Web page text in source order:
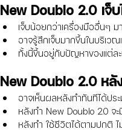
New Doublo 2.0 เจ็
เจ็บน้อยกว่าเครื่องมืออื่นๆ
อาจรู้สึกเจ็บมากขึ้นในบริเว
ทั้งนี้ขึ้นอยู่กับปัญหาของแต่ล
New Doublo 2.0 หลั
อาจเห็นผลหลังทำทันทีได้ปร
หลังทำ New Doublo 2.0 จ
หลังทำ ใช้ชีวิตได้ตามปกติ